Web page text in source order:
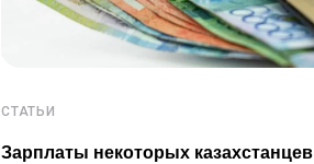
СТАТЬИ
Зарплаты некоторых казахстанцев